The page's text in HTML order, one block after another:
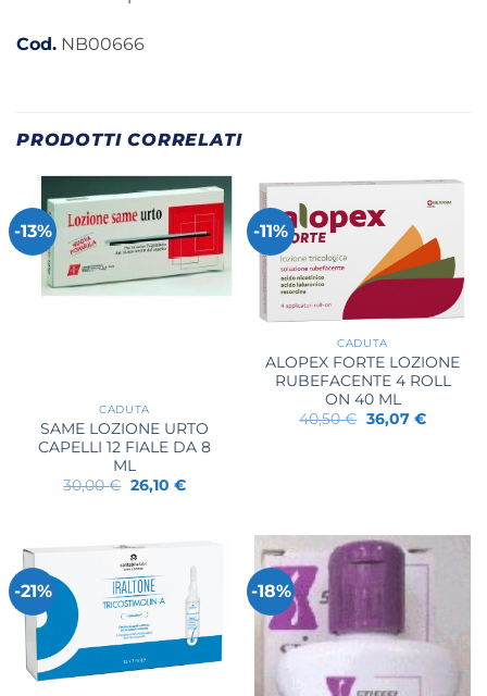
Cod. NB00666
PRODOTTI CORRELATI
-13%
CADUTA
SAME LOZIONE URTO
CAPELLI 12 FIALE DA 8
ML
30,00€ Il
prezzo
26,10 €Il
-11%
CADUTA
ALOPEX FORTE LOZIONE
RUBEFACENTE 4 ROLL
ON 40 ML
40,50€ Il
prezzo
36,07 €Il
-21% -18%